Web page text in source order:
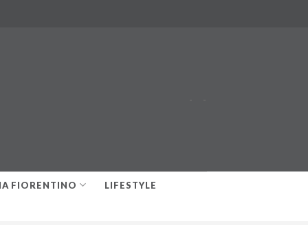
FIORENTINO LIFESTYLE